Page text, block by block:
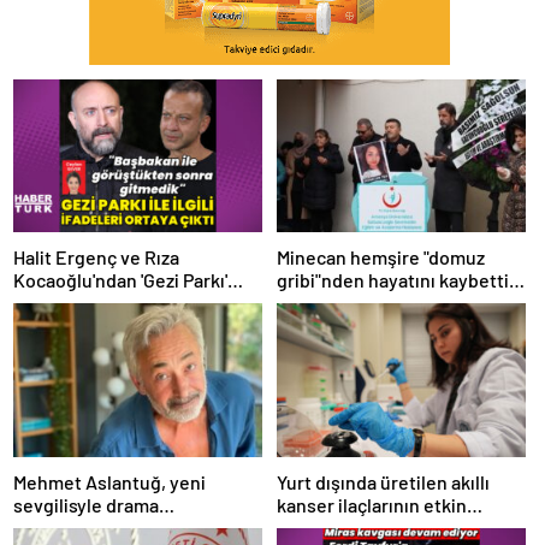
Halit Ergenç ve Rıza
Kocaoğlu'ndan 'Gezi Parkı'
ifadesi – Magazin haberleri
Minecan hemşire "domuz
gribi"nden hayatını kaybetti –
Haberler | Sağlık Haberleri
Mehmet Aslantuğ, yeni
sevgilisyle drama
çalışmalarında tanıştı –
Yurt dışında üretilen akıllı
kanser ilaçlarının etkin
maddesi yerli imkanlarla